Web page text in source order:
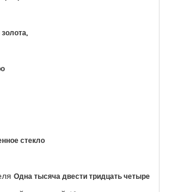
золота,
стекло
Одна тысяча двести тридцать четыре